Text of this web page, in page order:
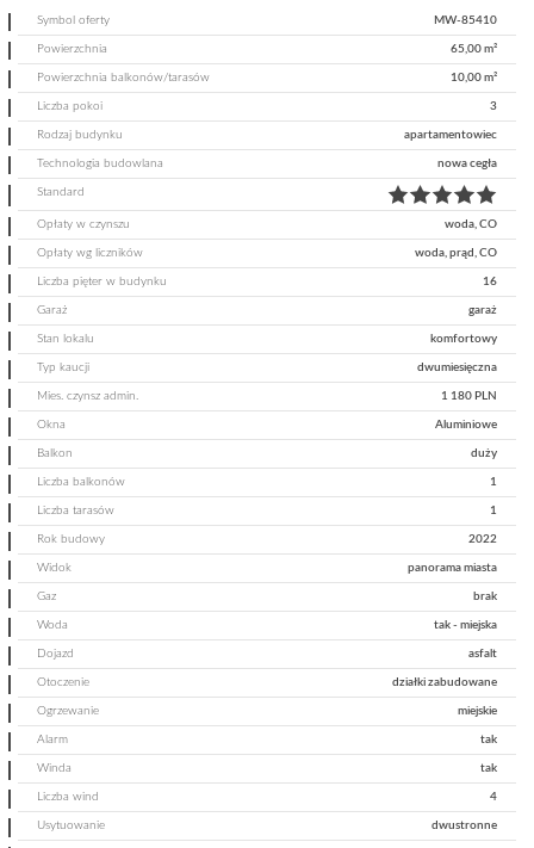
Symbol oferty MW-85410
Powierzchnia 65,00 m²
Powierzchnia balkonów/tarasów 10,00 m²
Liczba pokoi 3
Rodzaj budynku apartamentowiec
Technologia budowlana nowa cegła
Standard
Opłaty w czynszu woda, CO
Opłaty wg liczników woda, prąd, CO
Liczba pięter w budynku 16
Garaż garaż
Stan lokalu komfortowy
Typ kaucji dwumiesięczna
Mies. czynsz admin. 1 180 PLN
Okna Aluminiowe
Balkon duży
Liczba balkonów 1
Liczba tarasów 1
Rok budowy 2022
Widok panorama miasta
Gaz brak
Woda tak - miejska
Dojazd asfalt
Otoczenie działki zabudowane
Ogrzewanie miejskie
Alarm tak
Winda tak
Liczba wind 4
Usytuowanie dwustronne